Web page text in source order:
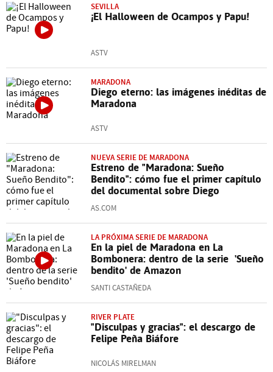
SEVILLA
¡El Halloween de Ocampos y Papu!
ASTV
MARADONA
Diego eterno: las imágenes inéditas de
Maradona
ASTV
NUEVA SERIE DE MARADONA
Estreno de "Maradona: Sueño
Bendito": cómo fue el primer capítulo
del documental sobre Diego
AS.COM
LA PRÓXIMA SERIE DE MARADONA
En la piel de Maradona en La
Bombonera: dentro de la serie 'Sueño
bendito' de Amazon
SANTI CASTAÑEDA
RIVER PLATE
"Disculpas y gracias": el descargo de
Felipe Peña Biáfore
NICOLÁS MIRELMAN